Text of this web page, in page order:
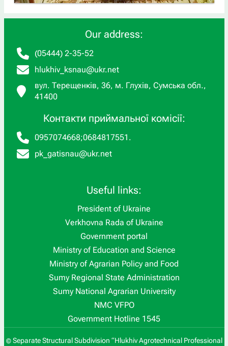
Our address:
(05444) 2-35-52
hlukhiv_ksnau@ukr.net
вул. Терещенків, 36, м. Глухів, Сумська обл.,
41400
Контакти приймальної комісії:
0957074668;0684817551 .
pk_gatisnau@ukr.net
Useful links:
President of Ukraine
Verkhovna Rada of Ukraine
Government portal
Ministry of Education and Science
Ministry of Agrarian Policy and Food
Sumy Regional State Administration
Sumy National Agrarian University
NMC VFPO
Government Hotline 1545
© Separate Structural Subdivision “Hlukhiv Agrotechnical Professional